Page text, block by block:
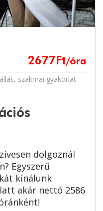
2677 Ft/óra
, szakmai gyakorlat
dolgoznál
Egyszerű
kínálunk
akár nettó 2586